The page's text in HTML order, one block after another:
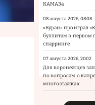
КАМАЗа
08 августа 2026, 08:08
«Буран» проиграл
буллитам в первом
спарринге
07 августа 2026, 20:02
Для воронежцев
по вопросам о
многоэтажках